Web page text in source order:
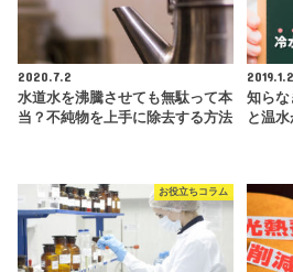
2020.7.2
水道水を沸騰させても無駄って本
当？不純物を上手に除去する方法
知らな
と温
お役立ちコラム